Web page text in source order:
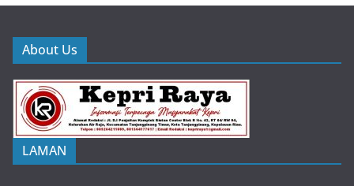
About Us
LAMAN